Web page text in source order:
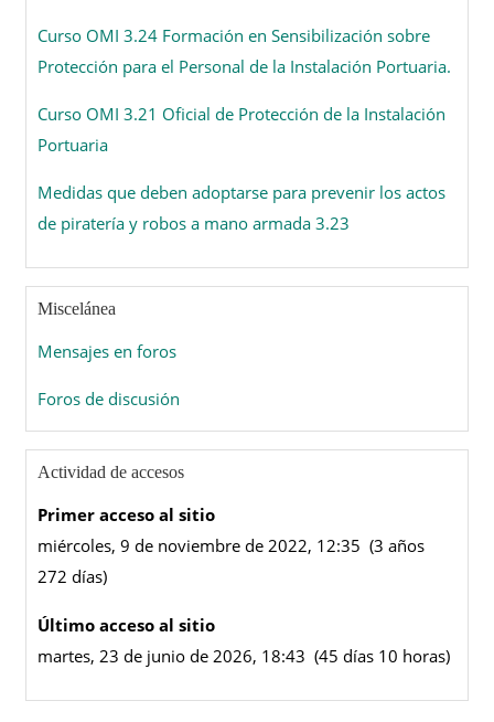
Curso OMI 3.24 Formación en Sensibilización sobre
Protección para el Personal de la Instalación Portuaria.
Curso OMI 3.21 Oficial de Protección de la Instalación
Portuaria
Medidas que deben adoptarse para prevenir los actos
de piratería y robos a mano armada 3.23
Miscelánea
Mensajes en foros
Foros de discusión
Actividad de accesos
Primer acceso al sitio
miércoles, 9 de noviembre de 2022, 12:35 (3 años
272 días)
Último acceso al sitio
martes, 23 de junio de 2026, 18:43 (45 días 10 horas)